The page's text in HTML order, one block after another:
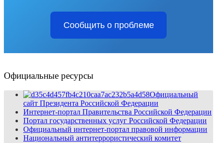
Сообщить о проблеме
Официальные ресурсы
Официальный
сайт Президента Российской Федерации
Интернет-портал Правительства Российской Федерации
Портал государственных услуг Российской Федерации
Официальный интернет-портал правовой информации
Национальный антитеррористический комитет